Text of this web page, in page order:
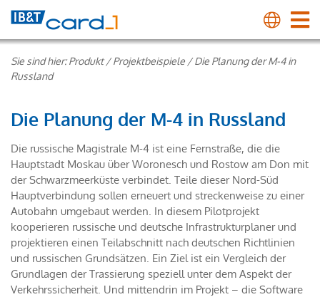
Sie sind hier:Produkt/Projektbeispiele /Die Planung der M-4 in
Russland
Die Planung der M-4 in Russland
Die russische Magistrale M-4 ist eine Fernstraße, die die
Hauptstadt Moskau über Woronesch und Rostow am Don mit
der Schwarzmeerküste verbindet. Teile dieser Nord-Süd
Hauptverbindung sollen erneuert und streckenweise zu einer
Autobahn umgebaut werden. In diesem Pilotprojekt
kooperieren russische und deutsche Infrastrukturplaner und
projektieren einen Teilabschnitt nach deutschen Richtlinien
und russischen Grundsätzen. Ein Ziel ist ein Vergleich der
Grundlagen der Trassierung speziell unter dem Aspekt der
Verkehrssicherheit. Und mittendrin im Projekt – die Software